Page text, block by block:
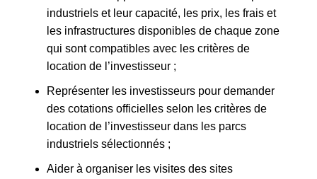
industriels et leur capacité, les prix, les frais et
les infrastructures disponibles de chaque zone
qui sont compatibles avec les critères de
location de l’investisseur ;
Représenter les investisseurs pour demander
des cotations officielles selon les critères de
location de l’investisseur dans les parcs
industriels sélectionnés ;
Aider à organiser les visites des sites